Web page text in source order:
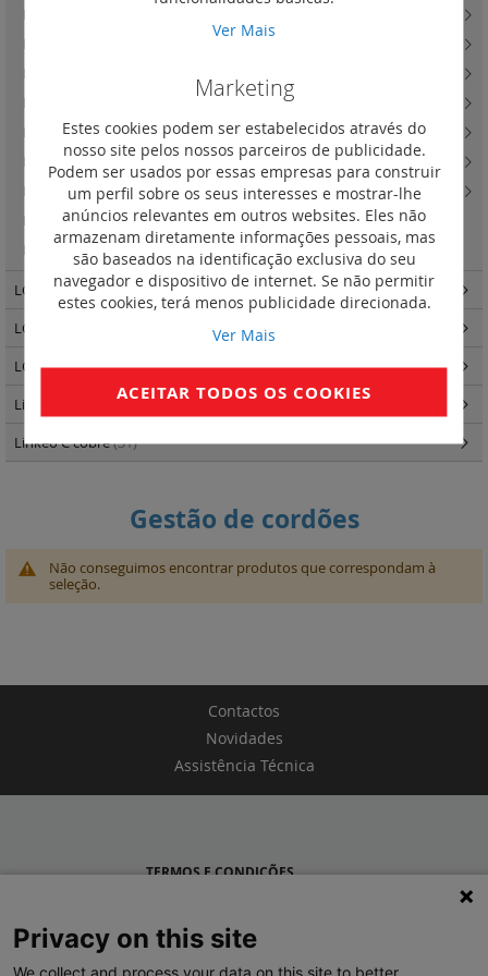
Gestão de cordões
Não conseguimos encontrar produtos que correspondam à
seleção.
LCS3 cat. 6 - cabos e cordões
LCS3 cat. 6 - tomadas RJ45 cat. 6 - Mosaic
LCS3 cat. 6 - tomadas especiais RJ45 cat. 6 - Soliroc e Plexo
LCS3 cat. 7 - cabos e cordões
LCS3 cat. 8, 6A e 6 - produtos adicionais e duplicadores(4)
LCS3 cat. 8 6A e 6 - tomadas e paineis e unidades e cabos para voz
LCS3 cat. 8, 6A e 6 - acessórios(10)
LCS3 cat. 8(2)
LCS3 cat. 6A - ficha de ligação rápida RJ 45 cat 6A STP
LCS3 fibra ótica(140)
LCS3 quadros e armários
LCS3 distribuição de energia(25)
Linkeo - Quadros e Armários(87)
Linkeo C cobre(31)
Contactos
Novidades
Assistência Técnica
Ver Mais
Marketing
Estes cookies podem ser estabelecidos através do
nosso site pelos nossos parceiros de publicidade.
Podem ser usados por essas empresas para construir
um perfil sobre os seus interesses e mostrar-lhe
anúncios relevantes em outros websites. Eles não
armazenam diretamente informações pessoais, mas
são baseados na identificação exclusiva do seu
navegador e dispositivo de internet. Se não permitir
estes cookies, terá menos publicidade direcionada.
Ver Mais
ACEITAR TODOS OS COOKIES
TERMOS E CONDIÇÕES
LEGRAND PORTUGAL
Privacy on this site
We collect and process your data on this site to better